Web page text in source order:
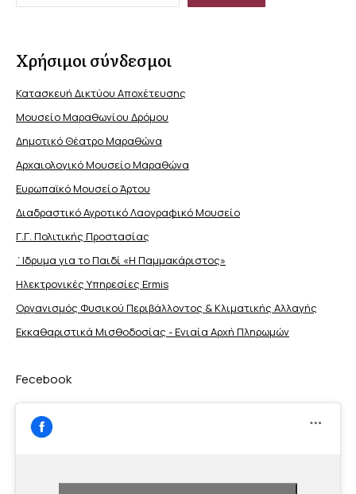
Χρήσιμοι σύνδεσμοι
Κατασκευή Δικτύου Αποχέτευσης
Μουσείο Μαραθωνίου Δρόμου
Δημοτικό Θέατρο Μαραθώνα
Αρχαιολογικό Μουσείο Μαραθώνα
Ευρωπαϊκό Μουσείο Άρτου
Διαδραστικό Αγροτικό Λαογραφικό Μουσείο
Γ.Γ. Πολιτικής Προστασίας
΄Ιδρυμα για το Παιδί «Η Παμμακάριστος»
Ηλεκτρονικές Υπηρεσίες Ermis
Οργανισμός Φυσικού Περιβάλλοντος & Κλιματικής Aλλαγής
Εκκαθαριστικά Μισθοδοσίας - Ενιαία Αρχή Πληρωμών
Fecebook